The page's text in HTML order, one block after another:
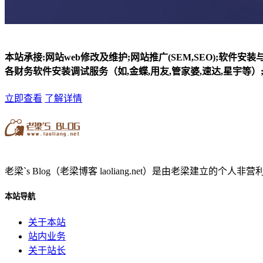
本站承接:网站web修改及维护;网站推广(SEM,SEO);软件安装
各财务软件安装调试服务（如,金蝶,用友,管家婆,速达,星宇等
立即查看 了解详情
老梁`s Blog（老梁博客 laoliang.net）是由老梁建立的个人非
本站导航
关于本站
站内业务
关于站长